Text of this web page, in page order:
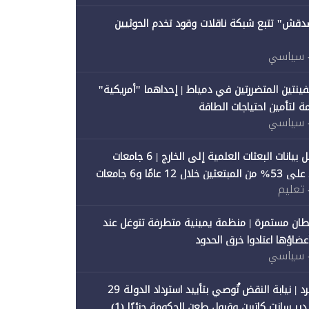
تتبع شبكة ناقلات وقود تخدم الحوثيين
سياسي
المتضررتين في دمياط | إحداهما "أمريكية"
لتأمين احتياجات الطاقة
سياسي
"متصدقش" تحلل بيانات البعثات العلمية إلى الخارج | 6 جامعات
حكومية تستحوذ على 53% من المبتعثين خلال 12 عامًا و6 جامعات
تعليم
مستمرة | منظمة يمينية متطرفة تتوغل عند
اعتادوا خرق الحدود
سياسي
"متصدقش" تنفرد | نيابة النقض تُوصي بتأييد استرداد الدولة 29